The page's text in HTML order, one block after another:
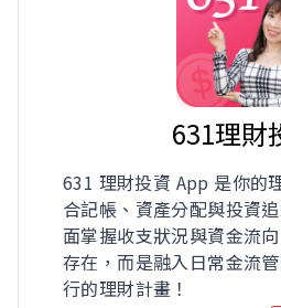
631理財
631 理財投資 App 是你的
合記帳、資產分配與投資
面掌握收支狀況與資金流
存在，而是融入日常金流
行的理財計畫！